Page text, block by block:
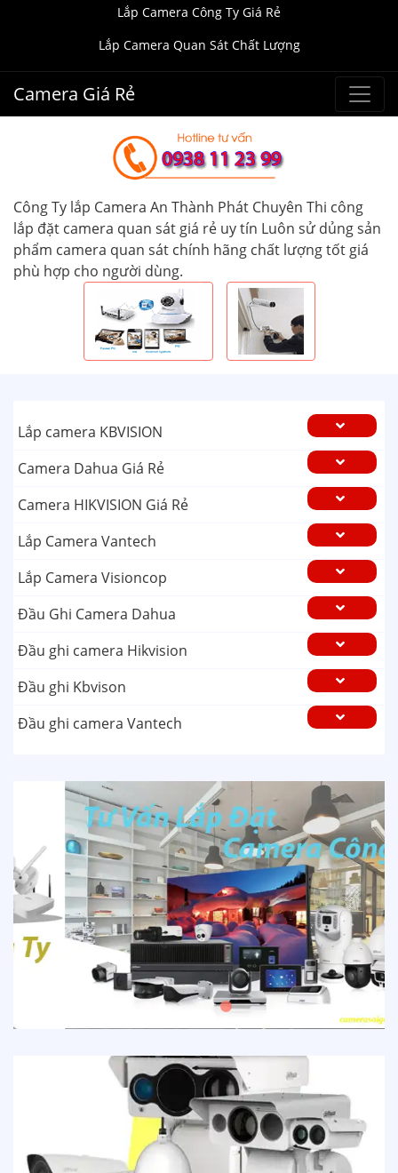
Lắp Camera Công Ty Giá Rẻ
Lắp Camera Quan Sát Chất Lượng
Camera Giá Rẻ
Công Ty lắp Camera An Thành Phát Chuyên Thi công
lắp đặt camera quan sát giá rẻ uy tín Luôn sử dủng sản
phẩm camera quan sát chính hãng chất lượng tốt giá
phù hợp cho người dùng.
Lắp camera KBVISION
Camera Dahua Giá Rẻ
Camera HIKVISION Giá Rẻ
Lắp Camera Vantech
Lắp Camera Visioncop
Đầu Ghi Camera Dahua
Đầu ghi camera Hikvision
Đầu ghi Kbvison
Đầu ghi camera Vantech